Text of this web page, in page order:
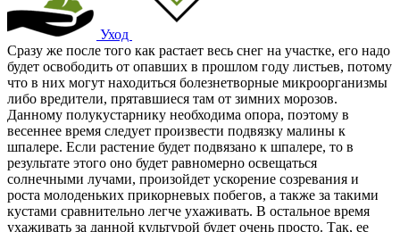
Уход
Сразу же после того как растает весь снег на участке, его надо
будет освободить от опавших в прошлом году листьев, потому
что в них могут находиться болезнетворные микроорганизмы
либо вредители, прятавшиеся там от зимних морозов.
Данному полукустарнику необходима опора, поэтому в
весеннее время следует произвести подвязку малины к
шпалере. Если растение будет подвязано к шпалере, то в
результате этого оно будет равномерно освещаться
солнечными лучами, произойдет ускорение созревания и
роста молоденьких прикорневых побегов, а также за такими
кустами сравнительно легче ухаживать. В остальное время
ухаживать за данной культурой будет очень просто. Так, ее